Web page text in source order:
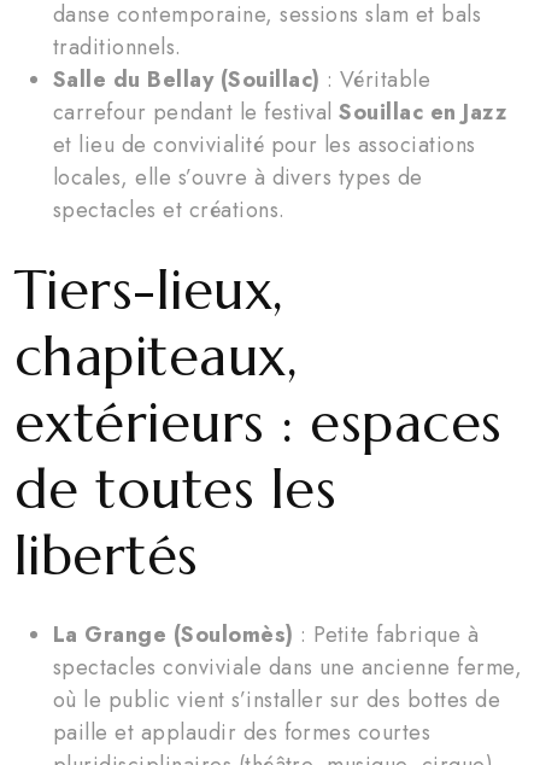
danse contemporaine, sessions slam et bals
traditionnels.
Salle du Bellay (Souillac) : Véritable
carrefour pendant le festivalSouillac en Jazz
et lieu de convivialité pour les associations
locales, elle s’ouvre à divers types de
spectacles et créations.
Tiers-lieux,
chapiteaux,
extérieurs : espaces
de toutes les
libertés
La Grange (Soulomès) : Petite fabrique à
spectacles conviviale dans une ancienne ferme,
où le public vient s’installer sur des bottes de
paille et applaudir des formes courtes